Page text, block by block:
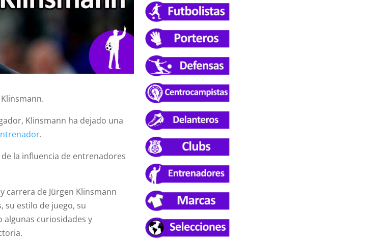
Klinsmann ha dejado una
.
la influencia de entrenadores
carrera de Jürgen Klinsmann
su estilo de juego, su
algunas curiosidades y